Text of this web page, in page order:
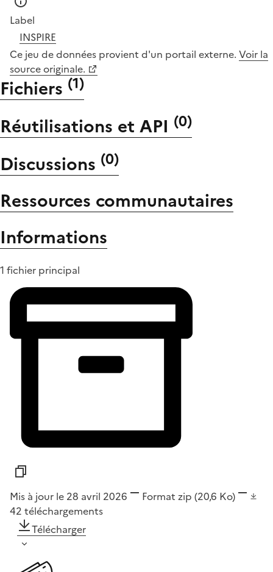
Label
INSPIRE
Ce jeu de données provient d'un portail externe. Voir la
source originale.
Fichiers (1)
Réutilisations et API (0)
Discussions (0)
Ressources communautaires
Informations
1 fichier principal
Mis à jour le 28 avril 2026 Format zip (20,6 Ko)
42 téléchargements
Télécharger